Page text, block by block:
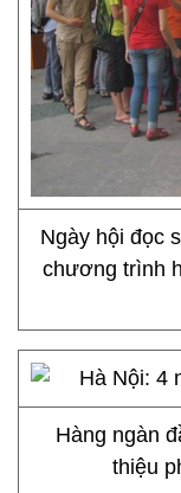
Ngày hội đọc
chương trình
Hàng ngàn
thiệu